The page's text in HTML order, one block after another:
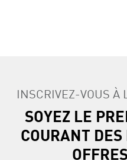
INSCRIVEZ-VOUS À
SOYEZ LE
COURANT